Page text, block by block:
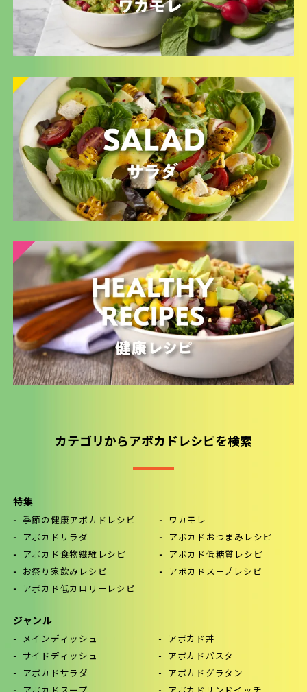
カテゴリからアボカドレシピを検索
特集
季節の健康アボカドレシピ ワカモレ
アボカドサラダ アボカドおつまみレシピ
アボカド食物繊維レシピ アボカド低糖質レシピ
お祭り家飲みレシピ アボカドスープレシピ
アボカド低カロリーレシピ
ジャンル
メインディッシュ
サイドディッシュ
アボカドサラダ
アボカド丼
アボカドパスタ
アボカドグラタン